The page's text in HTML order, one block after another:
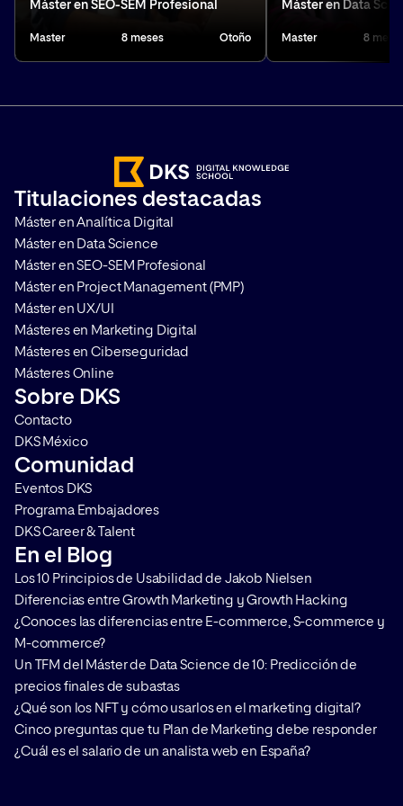
Máster en SEO-SEM Profesional
Master 8 meses Otoño
Máster en Data
Master 8
Titulaciones destacadas
Máster en Analítica Digital
Máster en Data Science
Máster en SEO-SEM Profesional
Máster en Project Management (PMP)
Máster en UX/UI
Másteres en Marketing Digital
Másteres en Ciberseguridad
Másteres Online
Sobre DKS
Contacto
DKS México
Comunidad
Eventos DKS
Programa Embajadores
DKS Career & Talent
En el Blog
Los 10 Principios de Usabilidad de Jakob Nielsen
Diferencias entre Growth Marketing y Growth Hacking
¿Conoces las diferencias entre E-commerce, S-commerce y
M-commerce?
Un TFM del Máster de Data Science de 10: Predicción de
precios finales de subastas
¿Qué son los NFT y cómo usarlos en el marketing digital?
Cinco preguntas que tu Plan de Marketing debe responder
¿Cuál es el salario de un analista web en España?